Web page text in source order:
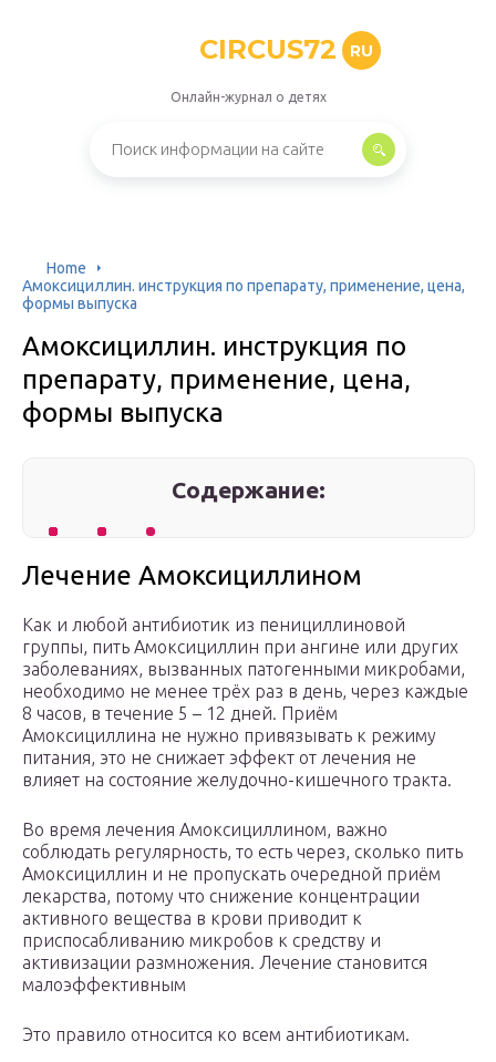
CIRCUS72 RU
Онлайн-журнал о детях
Home
Амоксициллин. инструкция по препарату, применение, цена,
формы выпуска
Амоксициллин. инструкция по
препарату, применение, цена,
формы выпуска
Содержание:
Лечение Амоксициллином
Как и любой антибиотик из пенициллиновой
группы, пить Амоксициллин при ангине или других
заболеваниях, вызванных патогенными микробами,
необходимо не менее трёх раз в день, через каждые
8 часов, в течение 5 – 12 дней. Приём
Амоксициллина не нужно привязывать к режиму
питания, это не снижает эффект от лечения не
влияет на состояние желудочно-кишечного тракта.
Во время лечения Амоксициллином, важно
соблюдать регулярность, то есть через, сколько пить
Амоксициллин и не пропускать очередной приём
лекарства, потому что снижение концентрации
активного вещества в крови приводит к
приспосабливанию микробов к средству и
активизации размножения. Лечение становится
малоэффективным
Это правило относится ко всем антибиотикам.